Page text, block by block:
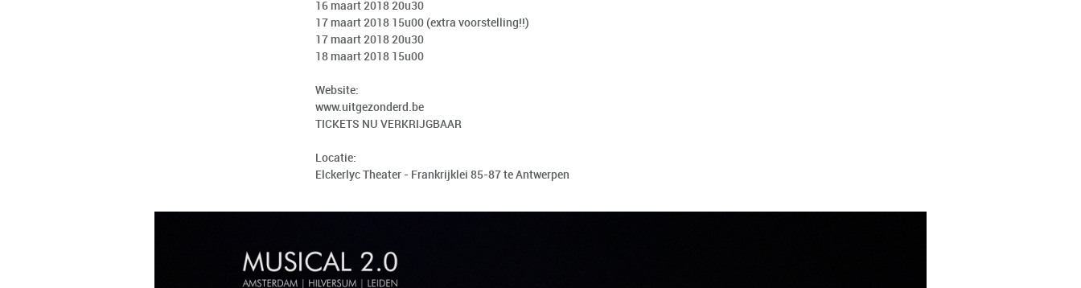
16 maart 2018 20u30
17 maart 2018 15u00 (extra voorstelling!!)
17 maart 2018 20u30
18 maart 2018 15u00
Website:
www.uitgezonderd.be
TICKETS NU VERKRIJGBAAR
Locatie:
Elckerlyc Theater - Frankrijklei 85-87 te Antwerpen